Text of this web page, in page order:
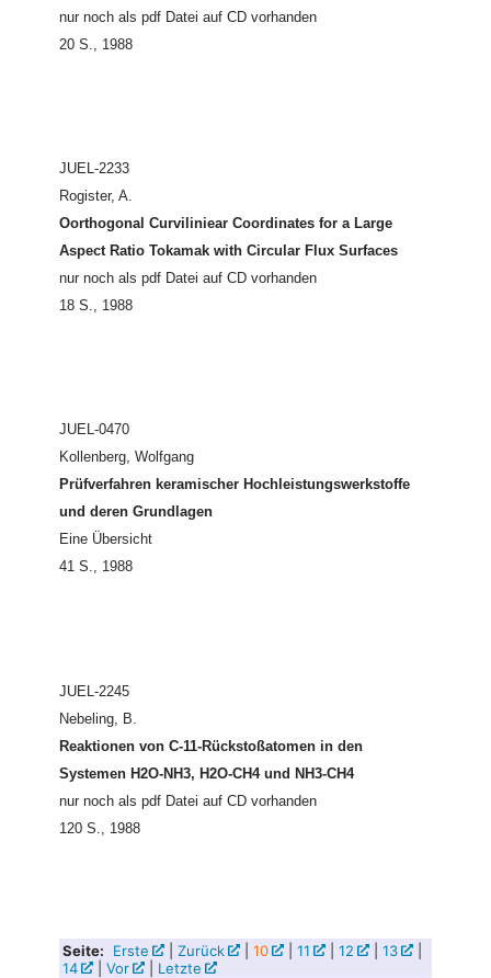
nur noch als pdf Datei auf CD vorhanden
20 S., 1988
JUEL-2233
Rogister, A.
Oorthogonal Curviliniear Coordinates for a Large
Aspect Ratio Tokamak with Circular Flux Surfaces
nur noch als pdf Datei auf CD vorhanden
18 S., 1988
JUEL-0470
Kollenberg, Wolfgang
Prüfverfahren keramischer Hochleistungswerkstoffe
und deren Grundlagen
Eine Übersicht
41 S., 1988
JUEL-2245
Nebeling, B.
Reaktionen von C-11-Rückstoßatomen in den
Systemen H2O-NH3, H2O-CH4 und NH3-CH4
nur noch als pdf Datei auf CD vorhanden
120 S., 1988
Seite: Erste Zurück 10 11 12 13
14
Vor Letzte